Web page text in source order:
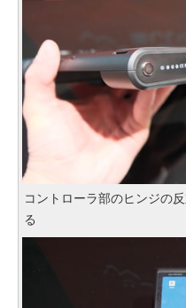
コントローラ部のヒンジの
る